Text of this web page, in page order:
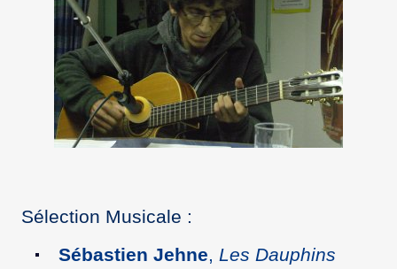
Sélection Musicale :
Sébastien Jehne, Les Dauphins